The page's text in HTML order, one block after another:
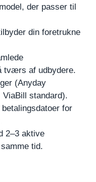
der passer til
din foretrukne
tværs af udbydere.
(Anyday
ViaBill standard).
for
2–3 aktive
tid.